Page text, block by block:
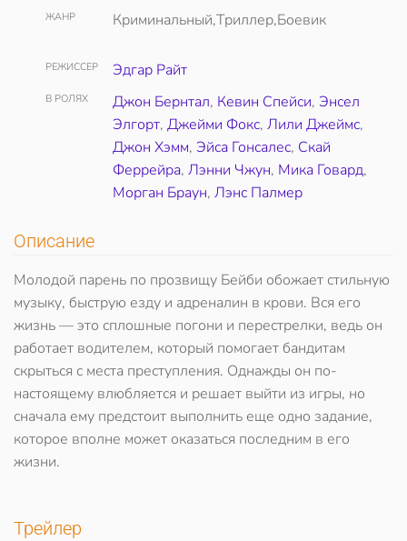
ЖАНР Криминальный,Триллер,Боевик
РЕЖИССЕР Эдгар Райт
В РОЛЯХ Джон Бернтал, Кевин Спейси, Энсел
Элгорт, Джейми Фокс, Лили Джеймс,
Джон Хэмм, Эйса Гонсалес, Скай
Феррейра, Лэнни Чжун, Мика Говард,
Морган Браун, Лэнс Палмер
Описание
Молодой парень по прозвищу Бейби обожает стильную
музыку, быструю езду и адреналин в крови. Вся его
жизнь — это сплошные погони и перестрелки, ведь он
работает водителем, который помогает бандитам
скрыться с места преступления. Однажды он по-
настоящему влюбляется и решает выйти из игры, но
сначала ему предстоит выполнить еще одно задание,
которое вполне может оказаться последним в его
жизни.
Трейлер